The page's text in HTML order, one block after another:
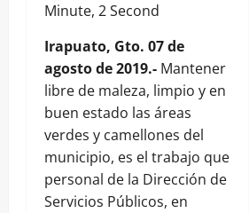
Minute, 2 Second
Irapuato, Gto. 07 de
agosto de 2019.- Mantener
libre de maleza, limpio y en
buen estado las áreas
verdes y camellones del
municipio, es el trabajo que
personal de la Dirección de
Servicios Públicos, en